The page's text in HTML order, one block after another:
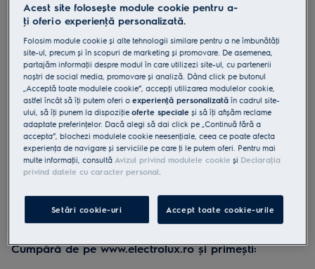
autonomie 21.6 V Roz
Beneficii
Puternic și flexibil, se adaptează oricărei sarcini de curățare.
Perie performantă, cu putere maximă de aspirare. Elimină până la
99% din praf cu fiecare trecere.
Performanță și utilizare sporite cu tehnologia de separare ciclonică.
produsului conform regulamentului UE 2023/988 sunt
enumerate în manualul de utilizare. Pentru utilizarea în
siguranţă a produsului, citește în întregime manualul de
Cumpără de pe www.electrolux.ro și primești:
Acest site folosește module cookie pentru a-
ţi oferi o experienţă personalizată.
Folosim module cookie și alte tehnologii similare pentru a ne îmbunătăţi
site-ul, precum și în scopuri de marketing și promovare. De asemenea,
partajăm informaţii despre modul în care utilizezi site-ul, cu partenerii
noștri de social media, promovare și analiză. Dând click pe butonul
„Acceptă toate modulele cookie”, accepţi utilizarea modulelor cookie,
astfel încât să îţi putem oferi oexperienţă personalizată în cadrul site-
ului, să îţi punem la dispoziţieoferte speciale și să îţi afișăm reclame
adaptate preferinţelor. Dacă alegi să dai click pe „Continuă fără a
accepta”, blochezi modulele cookie neesenţiale, ceea ce poate afecta
experienţa de navigare și serviciile pe care ţi le putem oferi. Pentru mai
multe informaţii, consultăAvizul privind modulele cookie și Declaraţia
privind datele cu caracter personal.
Setări cookie-uri Accept toate cookie-urile